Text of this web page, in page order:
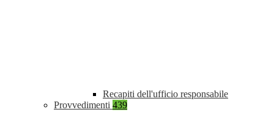
Recapiti dell'ufficio responsabile
Provvedimenti 439